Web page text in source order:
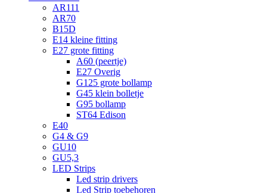
AR111
AR70
B15D
E14 kleine fitting
E27 grote fitting
A60 (peertje)
E27 Overig
G125 grote bollamp
G45 klein bolletje
G95 bollamp
ST64 Edison
E40
G4 & G9
GU10
GU5,3
LED Strips
Led strip drivers
Led Strip toebehoren